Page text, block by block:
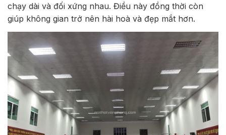
chạy dài và đối xứng nhau. Điều này đồng thời còn
giúp không gian trở nên hài hoà và đẹp mắt hơn.